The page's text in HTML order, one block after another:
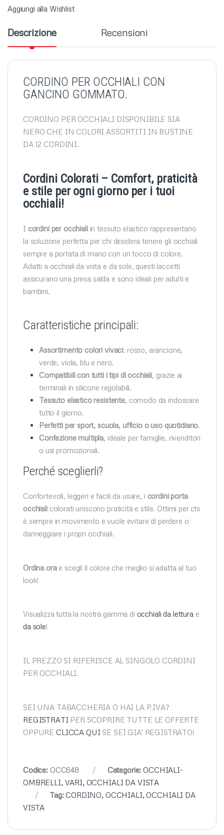
Aggiungi alla Wishlist
Descrizione Recensioni
CORDINO PER OCCHIALI CON
GANCINO GOMMATO.
CORDINO PER OCCHIALI DISPONIBILE SIA
NERO CHE IN COLORI ASSORTITI IN BUSTINE
DA 12 CORDINI.
Cordini Colorati – Comfort, praticità
e stile per ogni giorno per i tuoi
occhiali!
I cordini per occhialiin tessuto elastico rappresentano
la soluzione perfetta per chi desidera tenere gli occhiali
sempre a portata di mano con un tocco di colore.
Adatti a occhiali da vista e da sole, questi laccetti
assicurano una presa salda e sono ideali per adulti e
bambini.
Caratteristiche principali:
Assortimento colori vivaci: rosso, arancione,
verde, viola, blu e nero.
Compatibili con tutti i tipi di occhiali, grazie ai
terminali in silicone regolabili.
Tessuto elastico resistente, comodo da indossare
tutto il giorno.
Perfetti per sport, scuola, ufficio o uso quotidiano.
Confezione multipla, ideale per famiglie, rivenditori
o usi promozionali.
Perché sceglierli?
Confortevoli, leggeri e facili da usare, i cordini porta
occhialicolorati uniscono praticità e stile. Ottimi per chi
è sempre in movimento e vuole evitare di perdere o
danneggiare i propri occhiali.
Ordina orae scegli il colore che meglio si adatta al tuo
look!
Visualizza tutta la nostra gamma di occhiali da lettura e
da sole!
IL PREZZO SI RIFERISCE AL SINGOLO CORDINI
PER OCCHIALI.
SEI UNA TABACCHERIA O HAI LA P.IVA?
REGISTRATI PER SCOPRIRE TUTTE LE OFFERTE
OPPURE CLICCA QUI SE SEI GIA’ REGISTRATO!
Codice: OCC648 Categorie:OCCHIALI-
OMBRELLI, VARI, OCCHIALI DA VISTA
Tag:CORDINO, OCCHIALI,OCCHIALI DA
VISTA